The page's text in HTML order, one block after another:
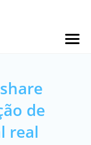
de
real